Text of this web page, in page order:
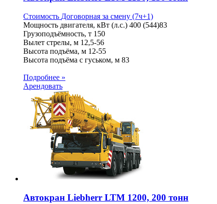
Стоимость Договорная за смену (7ч+1)
Мощность двигателя, кВт (л.с.) 400 (544)83
Грузоподъёмность, т 150
Вылет стрелы, м 12,5-56
Высота подъёма, м 12-55
Высота подъёма с гуськом, м 83
Подробнее »
Арендовать
Автокран Liebherr LTM 1200, 200 тонн